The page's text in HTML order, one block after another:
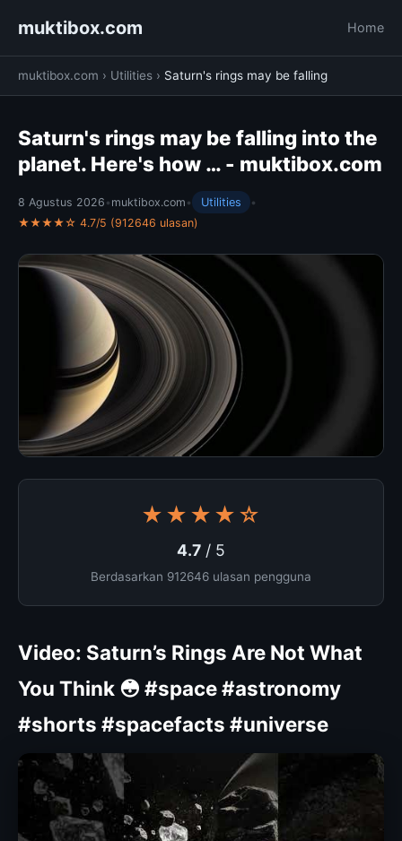
muktibox.com Home
muktibox.com › Utilities › Saturn's rings may be falling
Saturn's rings may be falling into the
planet. Here's how … - muktibox.com
8 Agustus 2026 • muktibox.com • Utilities
•
★★★★☆ 4.7/5 (912646 ulasan)
★★★★☆
4.7 / 5
Berdasarkan 912646 ulasan pengguna
Video: Saturn’s Rings Are Not What
You Think 😳 #space #astronomy
#shorts #spacefacts #universe